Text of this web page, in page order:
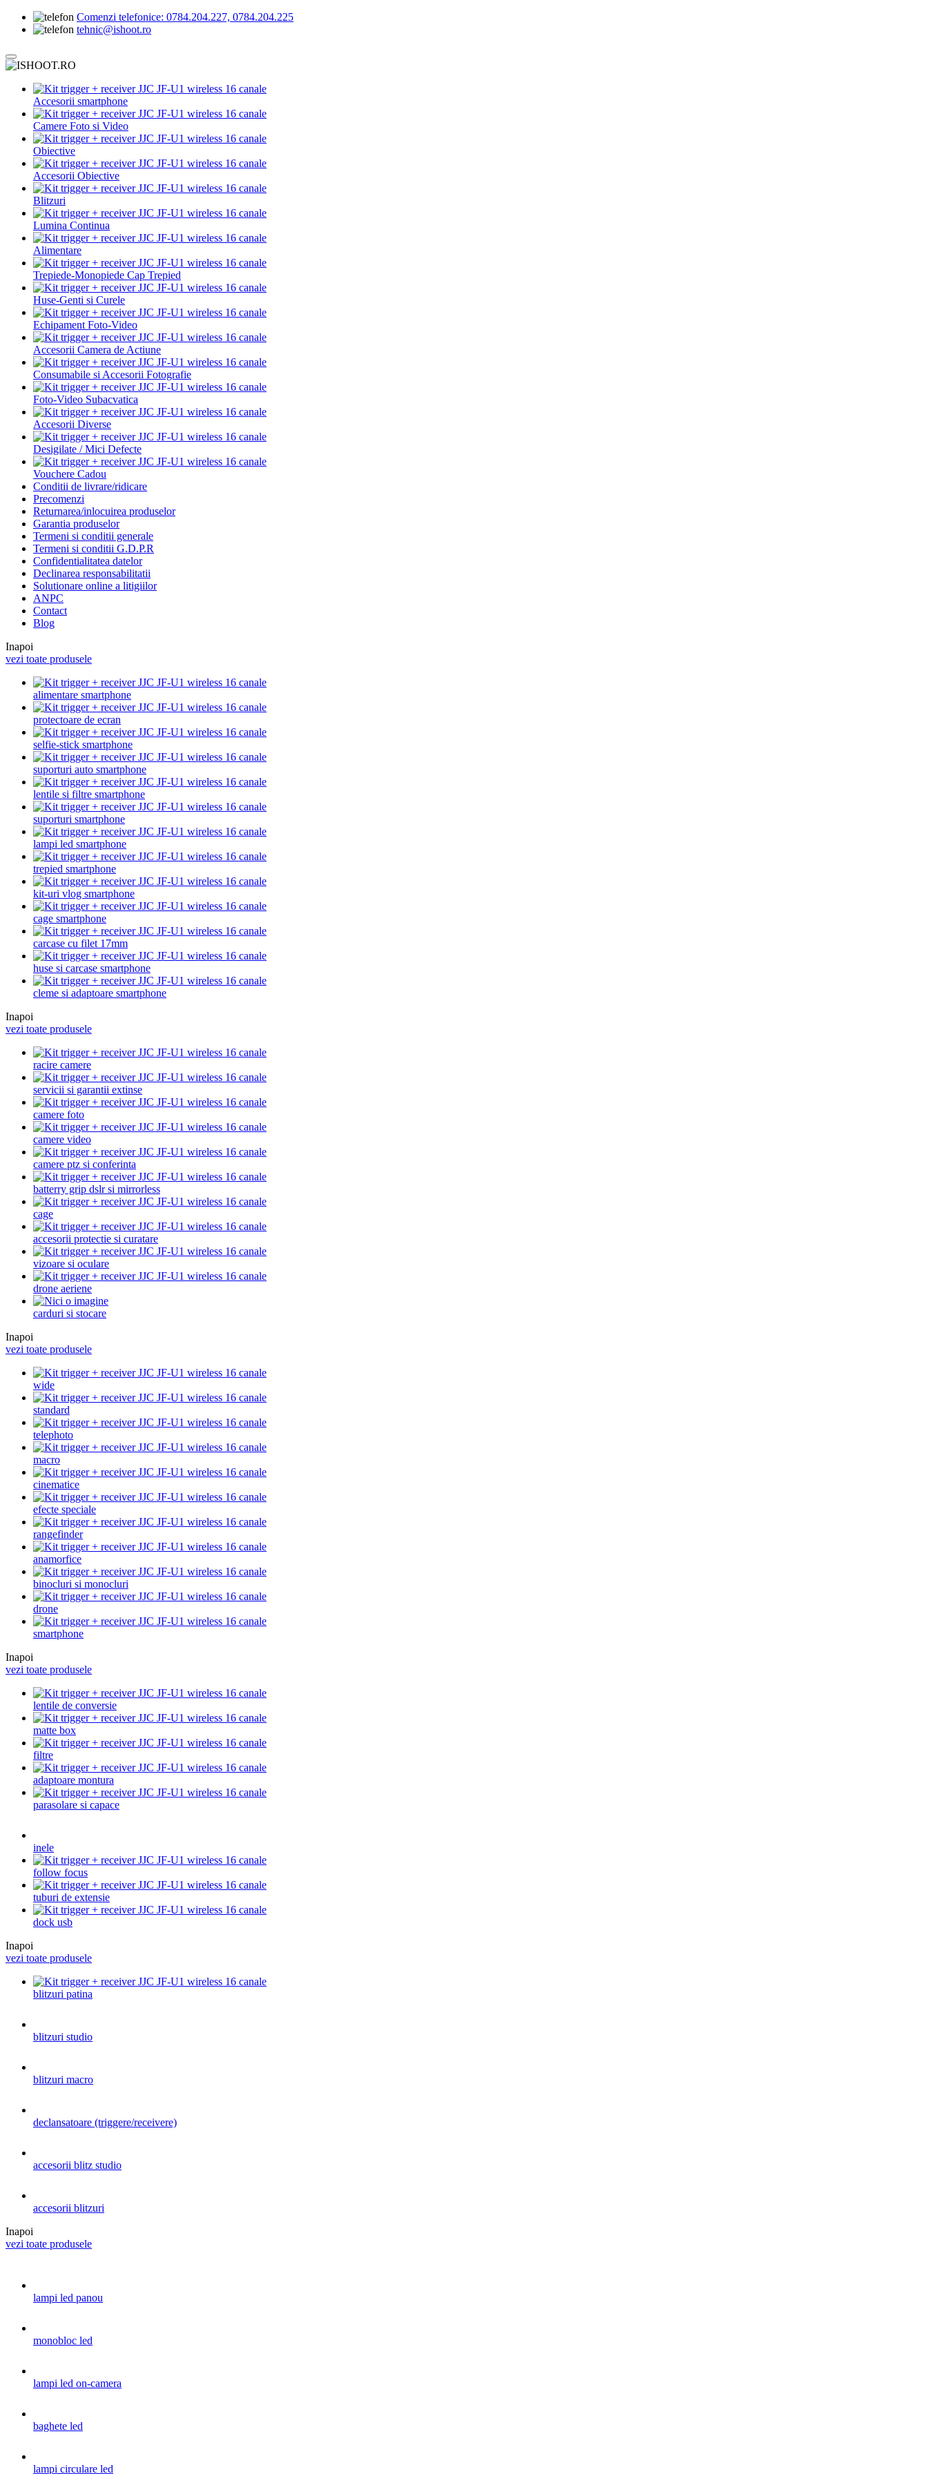
Comenzi telefonice: 0784.204.227, 0784.204.225
tehnic@ishoot.ro
Accesorii smartphone
Camere Foto si Video
Obiective
Accesorii Obiective
Blitzuri
Lumina Continua
Alimentare
Trepiede-Monopiede Cap Trepied
Huse-Genti si Curele
Echipament Foto-Video
Accesorii Camera de Actiune
Consumabile si Accesorii Fotografie
Foto-Video Subacvatica
Accesorii Diverse
Desigilate / Mici Defecte
Vouchere Cadou
Conditii de livrare/ridicare
Precomenzi
Returnarea/inlocuirea produselor
Garantia produselor
Termeni si conditii generale
Termeni si conditii G.D.P.R
Confidentialitatea datelor
Declinarea responsabilitatii
Solutionare online a litigiilor
ANPC
Contact
Blog
Inapoi
vezi toate produsele
alimentare smartphone
protectoare de ecran
selfie-stick smartphone
suporturi auto smartphone
lentile si filtre smartphone
suporturi smartphone
lampi led smartphone
trepied smartphone
kit-uri vlog smartphone
cage smartphone
carcase cu filet 17mm
huse si carcase smartphone
cleme si adaptoare smartphone
Inapoi
vezi toate produsele
racire camere
servicii si garantii extinse
camere foto
camere video
camere ptz si conferinta
batterry grip dslr si mirrorless
cage
accesorii protectie si curatare
vizoare si oculare
drone aeriene
carduri si stocare
Inapoi
vezi toate produsele
wide
standard
telephoto
macro
cinematice
efecte speciale
rangefinder
anamorfice
binocluri si monocluri
drone
smartphone
Inapoi
vezi toate produsele
lentile de conversie
matte box
filtre
adaptoare montura
parasolare si capace
inele
follow focus
tuburi de extensie
dock usb
Inapoi
vezi toate produsele
blitzuri patina
blitzuri studio
blitzuri macro
declansatoare (triggere/receivere)
accesorii blitz studio
accesorii blitzuri
Inapoi
vezi toate produsele
lampi led panou
monobloc led
lampi led on-camera
baghete led
lampi circulare led